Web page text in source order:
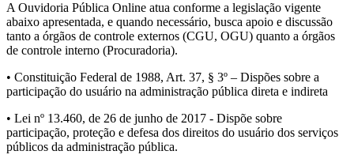
A Ouvidoria Pública Online atua conforme a legislação vigente
abaixo apresentada, e quando necessário, busca apoio e discussão
tanto a órgãos de controle externos (CGU, OGU) quanto a órgãos
de controle interno (Procuradoria).
• Constituição Federal de 1988, Art. 37, § 3º – Dispões sobre a
participação do usuário na administração pública direta e indireta
• Lei nº 13.460, de 26 de junho de 2017 - Dispõe sobre
participação, proteção e defesa dos direitos do usuário dos serviços
públicos da administração pública.